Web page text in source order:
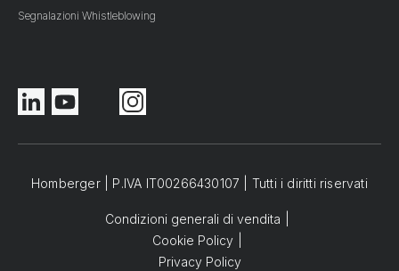
Segnalazioni Whistleblowing
Homberger | P.IVA IT00266430107 | Tutti i diritti riservati
Condizioni generali di vendita
Cookie Policy
Privacy Policy